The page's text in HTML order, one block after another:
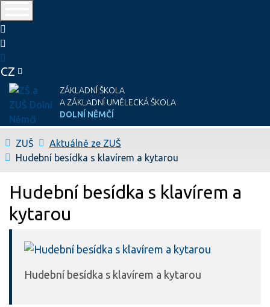
CZ
ZÁKLADNÍ ŠKOLA
A ZÁKLADNÍ UMĚLECKÁ ŠKOLA
DOLNÍ NĚMČÍ
stránka
ZUŠ
Aktuálně ze ZUŠ
Hudební besídka s klavírem a kytarou
Hudební besídka s klavírem a
kytarou
Hudební besídka s klavírem a kytarou